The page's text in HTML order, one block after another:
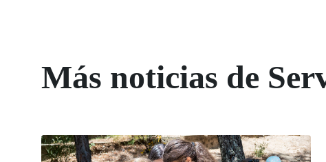
Más noticias de